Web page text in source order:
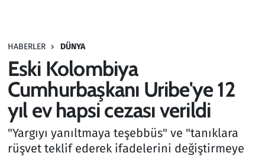
HABERLER DÜNYA
Eski Kolombiya
Cumhurbaşkanı Uribe'ye 12
yıl ev hapsi cezası verildi
"Yargıyı yanıltmaya teşebbüs" ve "tanıklara
rüşvet teklif ederek ifadelerini değiştirmeye
Haber
Kültür Sanat
Kurumsal Haberler
Lezzet Durağı